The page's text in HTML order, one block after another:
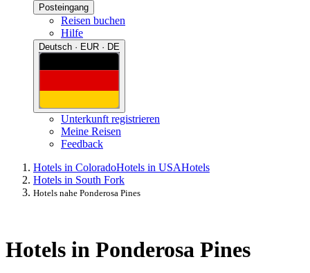
Posteingang
Reisen buchen
Hilfe
Deutsch · EUR · DE
Unterkunft registrieren
Meine Reisen
Feedback
Hotels in ColoradoHotels in USAHotels
Hotels in South Fork
Hotels nahe Ponderosa Pines
Hotels in Ponderosa Pines